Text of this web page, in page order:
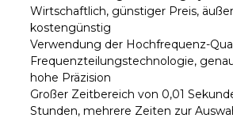
Wirtschaftlich, günstiger Preis,
kostengünstig
Verwendung der Hochfrequenz-
Frequenzteilungstechnologie,
hohe Präzision
Großer Zeitbereich von 0,01
Stunden, mehrere Zeiten zur